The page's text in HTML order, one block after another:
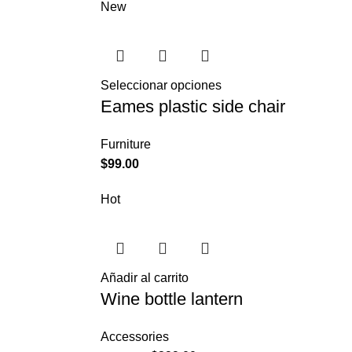
New
Seleccionar opciones
Eames plastic side chair
Furniture
$99.00
Hot
Añadir al carrito
Wine bottle lantern
Accessories